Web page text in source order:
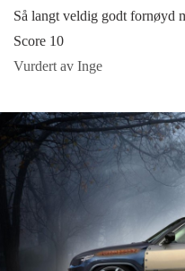
Så langt veldig godt fornøyd
Score 10
Vurdert av Inge